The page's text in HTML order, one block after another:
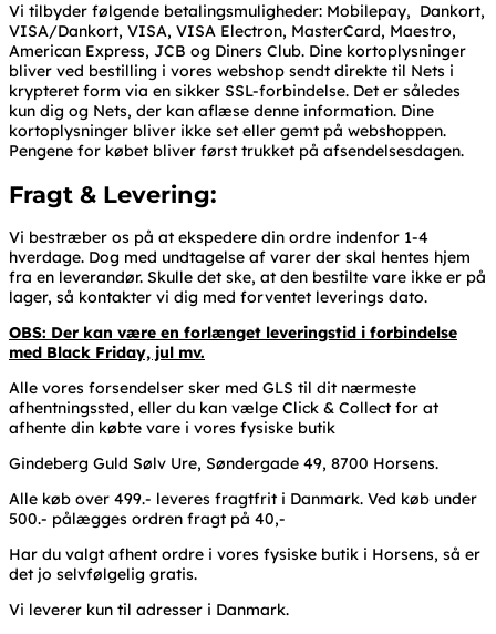
Vi tilbyder følgende betalingsmuligheder: Mobilepay, Dankort,
VISA/Dankort, VISA, VISA Electron, MasterCard, Maestro,
American Express, JCB og Diners Club. Dine kortoplysninger
bliver ved bestilling i vores webshop sendt direkte til Nets i
krypteret form via en sikker SSL-forbindelse. Det er således
kun dig og Nets, der kan aflæse denne information. Dine
kortoplysninger bliver ikke set eller gemt på webshoppen.
Pengene for købet bliver først trukket på afsendelsesdagen.
Fragt & Levering:
Vi bestræber os på at ekspedere din ordre indenfor 1-4
hverdage. Dog med undtagelse af varer der skal hentes hjem
fra en leverandør. Skulle det ske, at den bestilte vare ikke er på
lager, så kontakter vi dig med forventet leverings dato.
OBS: Der kan være en forlænget leveringstid i forbindelse
med Black Friday, jul mv.
Alle vores forsendelser sker med GLS til dit nærmeste
afhentningssted, eller du kan vælge Click & Collect for at
afhente din købte vare i vores fysiske butik
Gindeberg Guld Sølv Ure, Søndergade 49, 8700 Horsens.
Alle køb over 499.- leveres fragtfrit i Danmark. Ved køb under
500.- pålægges ordren fragt på 40,-
Har du valgt afhent ordre i vores fysiske butik i Horsens, så er
det jo selvfølgelig gratis.
Vi leverer kun til adresser i Danmark.